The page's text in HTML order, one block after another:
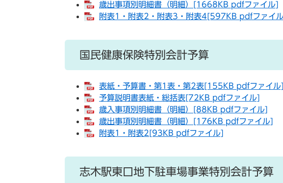
歳出事項別明細書（明細）[1668KB pdfファイル]
附表1・附表2・附表3・附表4[597KB pdfファイ
国民健康保険特別会計予算
表紙・予算書・第1表・第2表[155KB pdfファイル]
予算説明書表紙・総括表[72KB pdfファイル]
歳入事項別明細書（明細）[88KB pdfファイル]
歳出事項別明細書（明細）[176KB pdfファイル]
附表1・附表2[93KB pdfファイル]
志木駅東口地下駐車場事業特別会計予算